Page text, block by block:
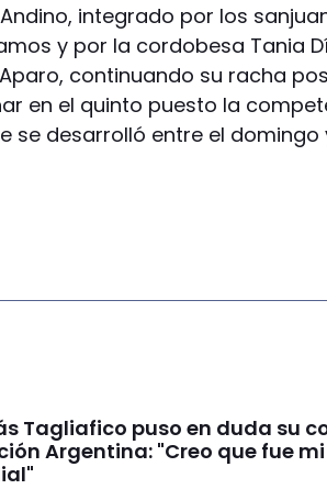
integrado por los
y por la cordobesa Tania
continuando su racha
en el quinto puesto la
se desarrolló entre el domingo
Tagliafico puso en duda su
Argentina: "Creo que fue